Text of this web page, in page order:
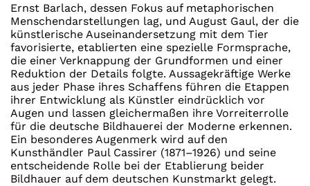
Ernst Barlach, dessen Fokus auf metaphorischen
Menschendarstellungen lag, und August Gaul, der die
künstlerische Auseinandersetzung mit dem Tier
favorisierte, etablierten eine spezielle Formsprache,
die einer Verknappung der Grundformen und einer
Reduktion der Details folgte. Aussagekräftige Werke
aus jeder Phase ihres Schaffens führen die Etappen
ihrer Entwicklung als Künstler eindrücklich vor
Augen und lassen gleichermaßen ihre Vorreiterrolle
für die deutsche Bildhauerei der Moderne erkennen.
Ein besonderes Augenmerk wird auf den
Kunsthändler Paul Cassirer (1871–1926) und seine
entscheidende Rolle bei der Etablierung beider
Bildhauer auf dem deutschen Kunstmarkt gelegt.